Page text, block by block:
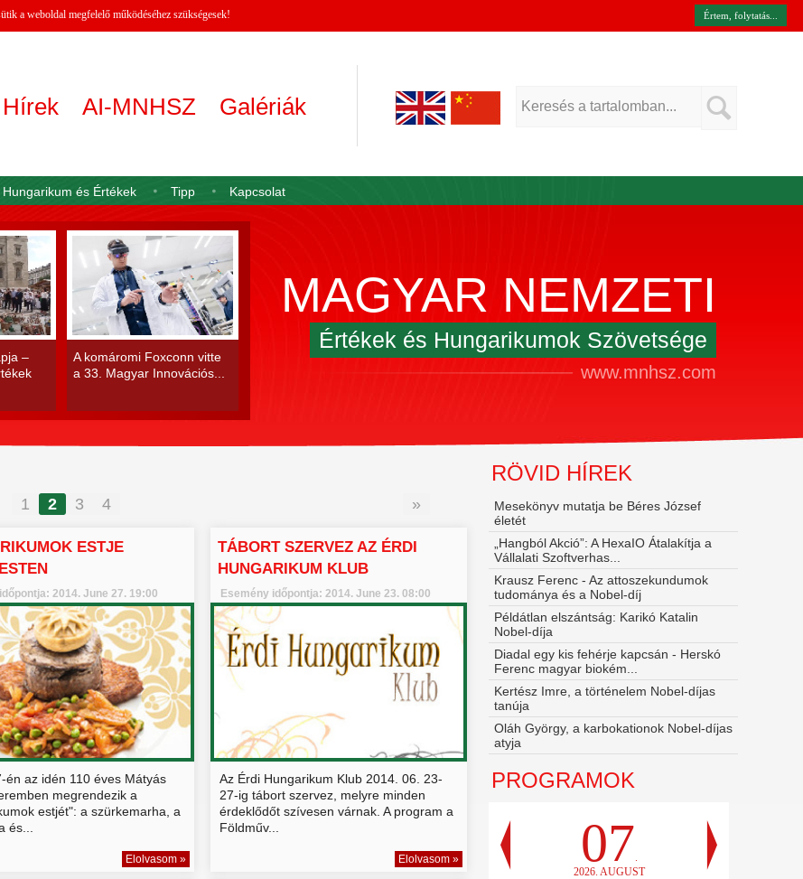
a weboldal megfelelő működéséhez szükségesek! Értem, folytatás...
Hírek AI-MNHSZ Galériák
Hungarikum és Értékek Tipp Kapcsolat
–
A komáromi Foxconn vitte
a 33. Magyar Innovációs...
MAGYAR NEMZETI
Értékek és Hungarikumok Szövetsége
www.mnhsz.com
1 2 3 4 »
ESTJE
2014. June 27. 19:00
én az idén 110 éves Mátyás
megrendezik a
estjét": a szürkemarha, a
és...
Elolvasom »
TÁBORT SZERVEZ AZ ÉRDI
HUNGARIKUM KLUB
Esemény időpontja: 2014. June 23. 08:00
Az Érdi Hungarikum Klub 2014. 06. 23-
27-ig tábort szervez, melyre minden
érdeklődőt szívesen várnak. A program a
Földműv...
Elolvasom »
RÖVID HÍREK
Mesekönyv mutatja be Béres József
életét
„Hangból Akció”: A HexaIO Átalakítja a
Vállalati Szoftverhas...
Krausz Ferenc - Az attoszekundumok
tudománya és a Nobel‑díj
Példátlan elszántság: Karikó Katalin
Nobel-díja
Diadal egy kis fehérje kapcsán - Herskó
Ferenc magyar biokém...
Kertész Imre, a történelem Nobel-díjas
tanúja
Oláh György, a karbokationok Nobel-díjas
atyja
PROGRAMOK
07.
2026. AUGUST